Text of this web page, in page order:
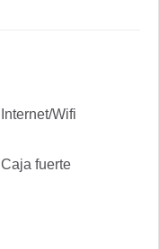
Internet/Wifi
Caja fuerte